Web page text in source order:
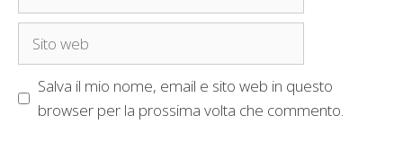
Sito
Salva il mio nome, email e sito web in questo
browser per la prossima volta che commento.